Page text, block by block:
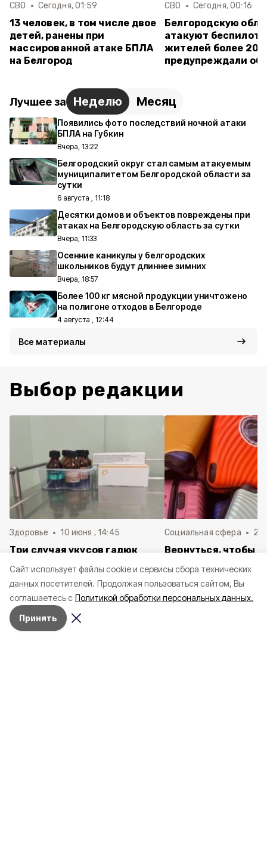
Cайт использует файлы cookie и сервисы сбора технических
данных посетителей. Продолжая пользоваться сайтом, Вы
соглашаетесь с Политикой обработки персональных данных.
Принять
СВО Сегодня, 01:59
13 человек, в том числе двое
детей, ранены при
массированной атаке БПЛА
на Белгород
СВО Сегодня, 00:16
Белгородскую
атакуют
жителей более 20
предупреждали об
Лучшее за Неделю Месяц
Появились фото последствий ночной атаки
БПЛА на Губкин
Вчера, 13:22
Белгородский округ стал самым атакуемым
муниципалитетом Белгородской области за
сутки
6 августа , 11:18
Десятки домов и объектов повреждены при
атаках на Белгородскую область за сутки
Вчера, 11:33
Осенние каникулы у белгородских
школьников будут длиннее зимних
Вчера, 18:57
Более 100 кг мясной продукции уничтожено
на полигоне отходов в Белгороде
4 августа , 12:44
Все материалы
Выбор редакции
Здоровье 10 июня , 14:45
Три случая укусов гадюк
Белгородской области с
начала года
Социальная сфера 20
Вернуться, чтобы
в Белгородскую
пять лет